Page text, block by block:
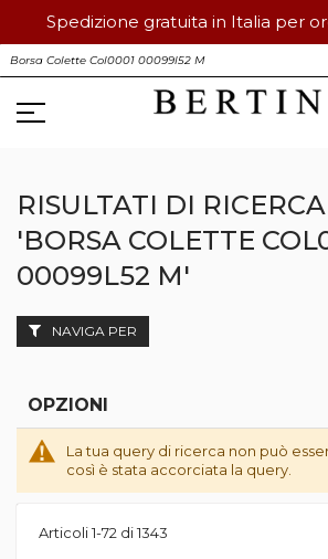
Spedizione gratuita in Italia per
al
contenuto
RISULTATI DI
'BORSA COLETTE
00099L52 M'
La tua query di ricerca non può
così è stata accorciata la query.
Articoli1-72 di1343
NAVIGA PER
OPZIONI